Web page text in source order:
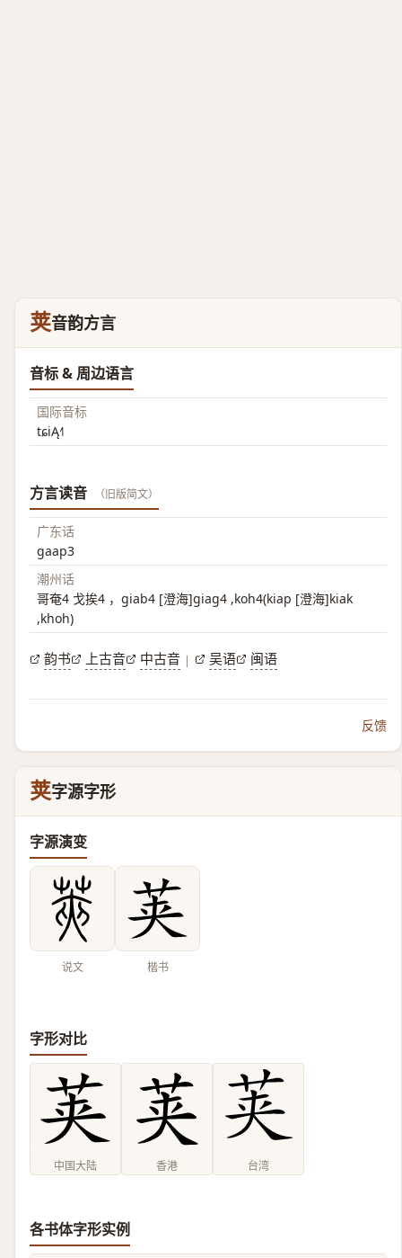
荚音韵方言
音标 & 周边语言
国际音标
tɕiĄ˧˥
方言读音 （旧版简文）
广东话
gaap3
潮州话
哥奄4 戈挨4 ，giab4 [澄海]giag4 ,koh4(kiap [澄海]kiak
,khoh)
韵书 上古音 中古音 | 吴语 闽语
反馈
荚字源字形
字源演变
说文 楷书
字形对比
中国大陆 香港 台湾
各书体字形实例